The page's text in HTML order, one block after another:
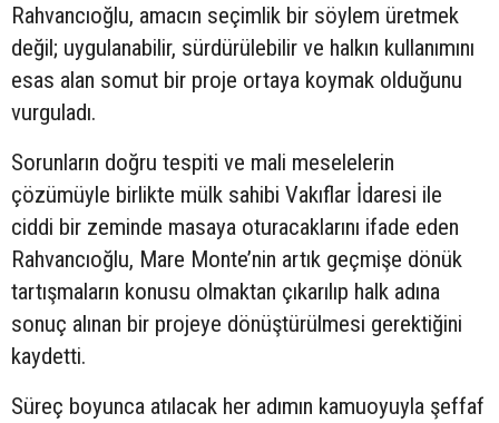
Rahvancıoğlu, amacın seçimlik bir söylem üretmek
değil; uygulanabilir, sürdürülebilir ve halkın kullanımını
esas alan somut bir proje ortaya koymak olduğunu
vurguladı.
Sorunların doğru tespiti ve mali meselelerin
çözümüyle birlikte mülk sahibi Vakıflar İdaresi ile
ciddi bir zeminde masaya oturacaklarını ifade eden
Rahvancıoğlu, Mare Monte’nin artık geçmişe dönük
tartışmaların konusu olmaktan çıkarılıp halk adına
sonuç alınan bir projeye dönüştürülmesi gerektiğini
kaydetti.
Süreç boyunca atılacak her adımın kamuoyuyla şeffaf